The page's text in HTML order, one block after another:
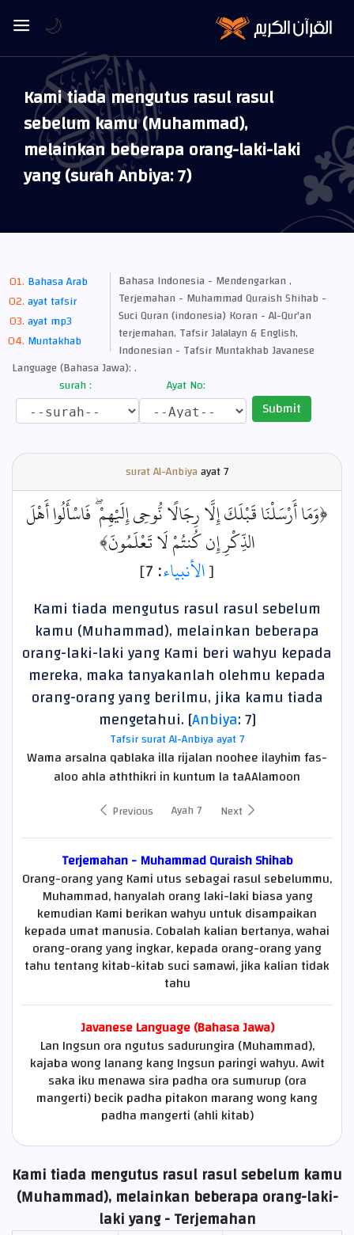
Kami tiada mengutus rasul rasul
sebelum kamu (Muhammad),
melainkan beberapa orang-laki-laki
yang (surah Anbiya: 7)
Bahasa Arab
ayat tafsir
ayat mp3
Muntakhab
Bahasa Indonesia - Mendengarkan ,
Terjemahan - Muhammad Quraish Shihab -
Suci Quran (indonesia) Koran - Al-Qur'an
terjemahan, Tafsir Jalalayn & English,
Indonesian - Tafsir Muntakhab Javanese
Language (Bahasa Jawa): .
surah :
Ayat No:
Submit
surat Al-Anbiyaayat7
﴿وَمَا أَرْسَلْنَا قَبْلَكَ إِلَّا رِجَالًا نُّوحِي إِلَيْهِمْ ۖ فَاسْأَلُوا أَهْلَ
الذِّكْرِ إِن كُنتُمْ لَا تَعْلَمُونَ﴾
[الأنبياء: 7]
Kami tiada mengutus rasul rasul sebelum
kamu (Muhammad), melainkan beberapa
orang-laki-laki yang Kami beri wahyu kepada
mereka, maka tanyakanlah olehmu kepada
orang-orang yang berilmu, jika kamu tiada
mengetahui. [Anbiya: 7]
Tafsir surat Al-Anbiya ayat 7
Wama arsalna qablaka illa rijalan noohee ilayhim fas-
aloo ahla aththikri in kuntum la taAAlamoon
Previous Ayah 7 Next
Terjemahan - Muhammad Quraish Shihab
Orang-orang yang Kami utus sebagai rasul sebelummu,
Muhammad, hanyalah orang laki-laki biasa yang
kemudian Kami berikan wahyu untuk disampaikan
kepada umat manusia. Cobalah kalian bertanya, wahai
orang-orang yang ingkar, kepada orang-orang yang
tahu tentang kitab-kitab suci samawi, jika kalian tidak
tahu
Javanese Language (Bahasa Jawa)
Lan Ingsun ora ngutus sadurungira (Muhammad),
kajaba wong lanang kang Ingsun paringi wahyu. Awit
saka iku menawa sira padha ora sumurup (ora
mangerti) becik padha pitakon marang wong kang
padha mangerti (ahli kitab)
Kami tiada mengutus rasul rasul sebelum kamu
(Muhammad), melainkan beberapa orang-laki-
laki yang - Terjemahan
🌙